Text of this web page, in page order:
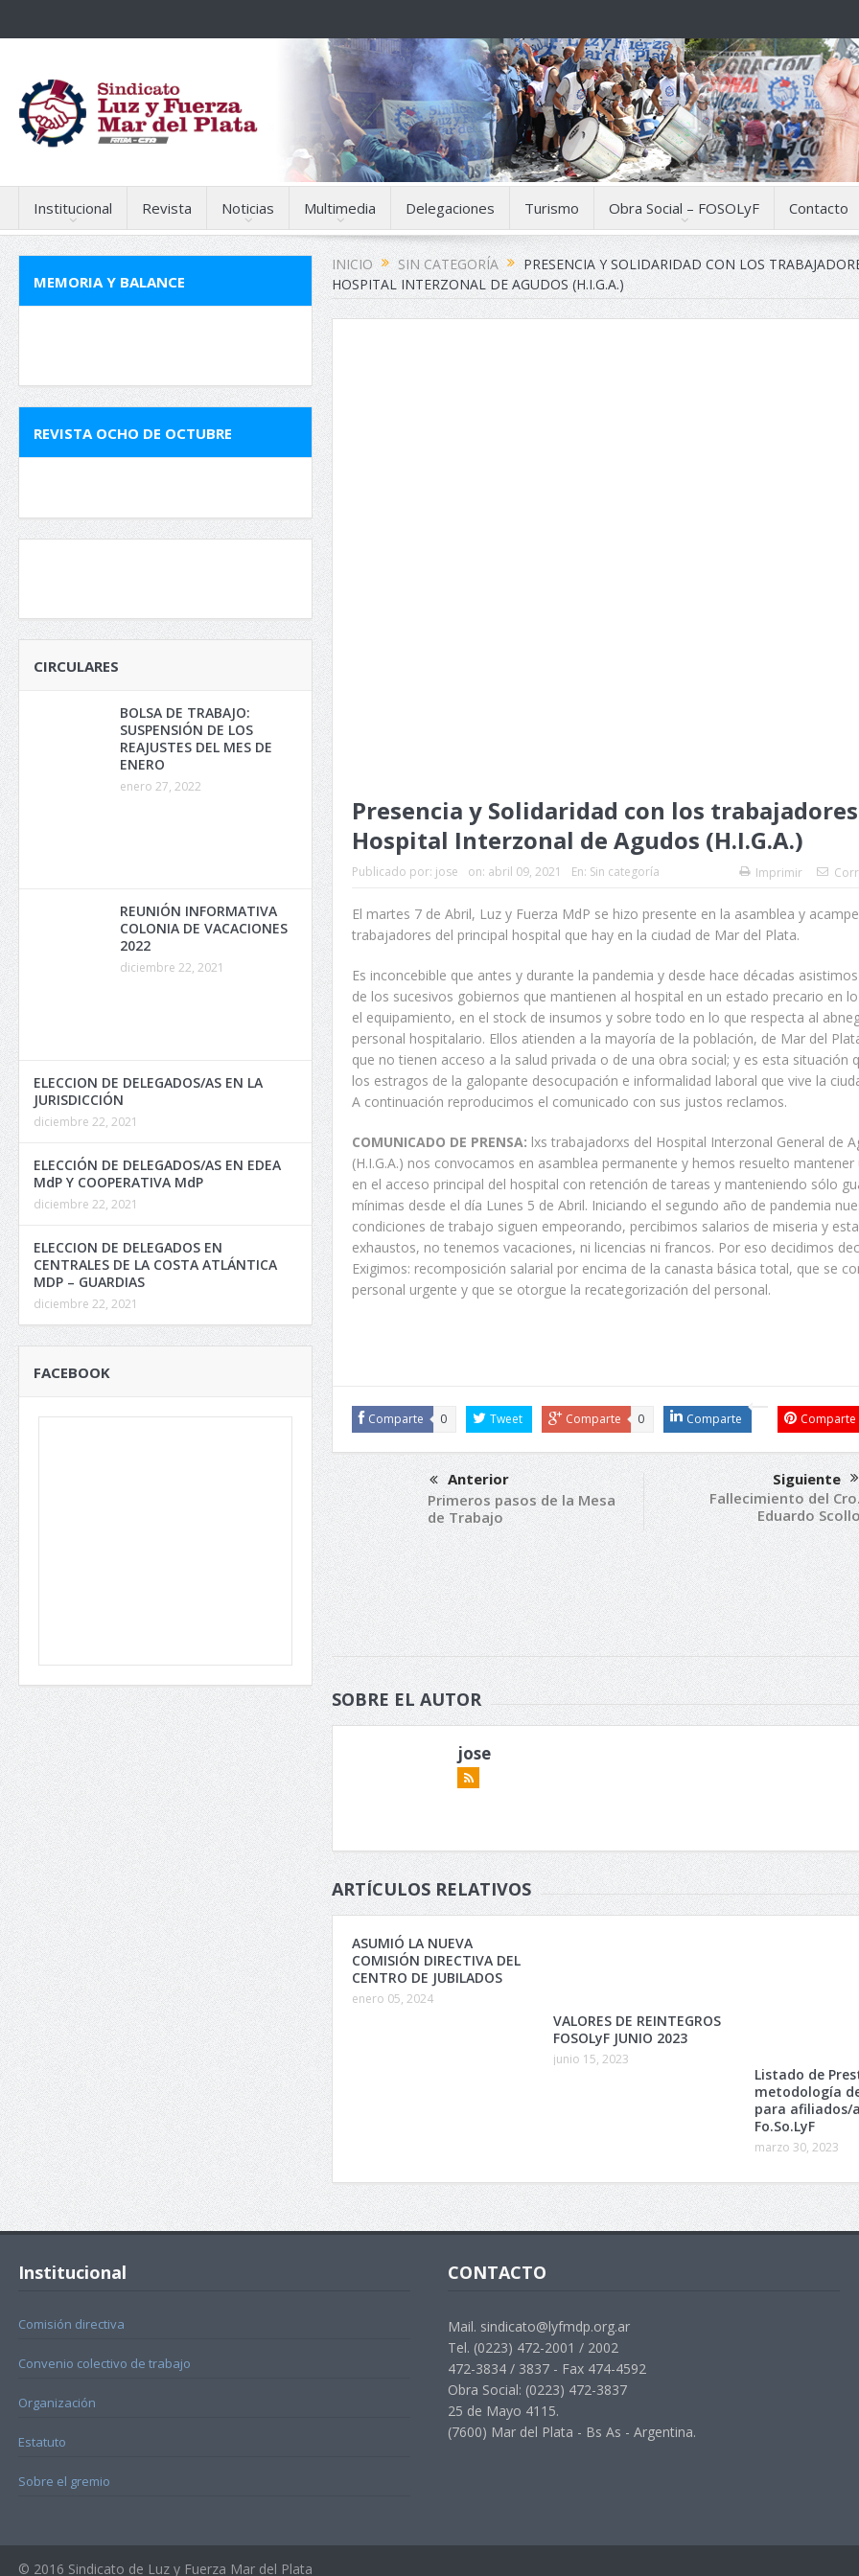
Institucional Revista Noticias Multimedia Delegaciones Turismo Obra Social – FOSOLyF Contacto
INICIO SIN CATEGORÍA
PRESENCIA Y SOLIDARIDAD CON LOS
HOSPITAL INTERZONAL DE AGUDOS (H.I.G.A.)
Presencia y Solidaridad con los
Hospital Interzonal de Agudos (H.I.G.A.)
Publicado por: jose on: abril 09, 2021 En: Sin categoría Imprimir
El martes 7 de Abril, Luz y Fuerza MdP se hizo presente en la asamblea y
trabajadores del principal hospital que hay en la ciudad de Mar del Plata.
Es inconcebible que antes y durante la pandemia y desde hace décadas
de los sucesivos gobiernos que mantienen al hospital en un estado precario en
el equipamiento, en el stock de insumos y sobre todo en lo que respecta al
personal hospitalario. Ellos atienden a la mayoría de la población, de Mar del
que no tienen acceso a la salud privada o de una obra social; y es esta situación
los estragos de la galopante desocupación e informalidad laboral que vive la
A continuación reproducimos el comunicado con sus justos reclamos.
COMUNICADO DE PRENSA: lxs trabajadorxs del Hospital Interzonal General de
(H.I.G.A.) nos convocamos en asamblea permanente y hemos resuelto mantener
en el acceso principal del hospital con retención de tareas y manteniendo sólo
mínimas desde el día Lunes 5 de Abril. Iniciando el segundo año de pandemia
condiciones de trabajo siguen empeorando, percibimos salarios de miseria y
exhaustos, no tenemos vacaciones, ni licencias ni francos. Por eso decidimos
Exigimos: recomposición salarial por encima de la canasta básica total, que se
personal urgente y que se otorgue la recategorización del personal.
Comparte 0 Tweet Comparte 0 Comparte Comparte
Anterior
Primeros pasos de la Mesa
de Trabajo
Siguiente
Fallecimiento del
Eduardo
SOBRE EL AUTOR
jose
ARTÍCULOS RELATIVOS
ASUMIÓ LA NUEVA
COMISIÓN DIRECTIVA DEL
CENTRO DE JUBILADOS
enero 05, 2024
VALORES DE REINTEGROS
FOSOLyF JUNIO 2023
junio 15, 2023
Listado de
metodología
para afiliados/
Fo.So.LyF
marzo 30, 2023
MEMORIA Y BALANCE
REVISTA OCHO DE OCTUBRE
CIRCULARES
BOLSA DE TRABAJO:
SUSPENSIÓN DE LOS
REAJUSTES DEL MES DE
ENERO
enero 27, 2022
REUNIÓN INFORMATIVA
COLONIA DE VACACIONES
2022
diciembre 22, 2021
ELECCION DE DELEGADOS/AS EN LA
JURISDICCIÓN
diciembre 22, 2021
ELECCIÓN DE DELEGADOS/AS EN EDEA
MdP Y COOPERATIVA MdP
diciembre 22, 2021
ELECCION DE DELEGADOS EN
CENTRALES DE LA COSTA ATLÁNTICA
MDP – GUARDIAS
diciembre 22, 2021
FACEBOOK
Institucional
Comisión directiva
Convenio colectivo de trabajo
Organización
Estatuto
Sobre el gremio
CONTACTO
Mail. sindicato@lyfmdp.org.ar
Tel. (0223) 472-2001 / 2002
472-3834 / 3837 - Fax 474-4592
Obra Social: (0223) 472-3837
25 de Mayo 4115.
(7600) Mar del Plata - Bs As - Argentina.
© 2016 Sindicato de Luz y Fuerza Mar del Plata